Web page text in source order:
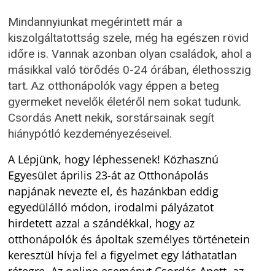
Mindannyiunkat megérintett már a
kiszolgáltatottság szele, még ha egészen rövid
időre is. Vannak azonban olyan családok, ahol a
másikkal való törődés 0-24 órában, élethosszig
tart. Az otthonápolók vagy éppen a beteg
gyermeket nevelők életéről nem sokat tudunk.
Csordás Anett nekik, sorstársainak segít
hiánypótló kezdeményezéseivel.
A Lépjünk, hogy léphessenek! Közhasznú
Egyesület április 23-át az Otthonápolás
napjának nevezte el, és hazánkban eddig
egyedülálló módon, irodalmi pályázatot
hirdetett azzal a szándékkal, hogy az
otthonápolók és ápoltak személyes történetein
keresztül hívja fel a figyelmet egy láthatatlan